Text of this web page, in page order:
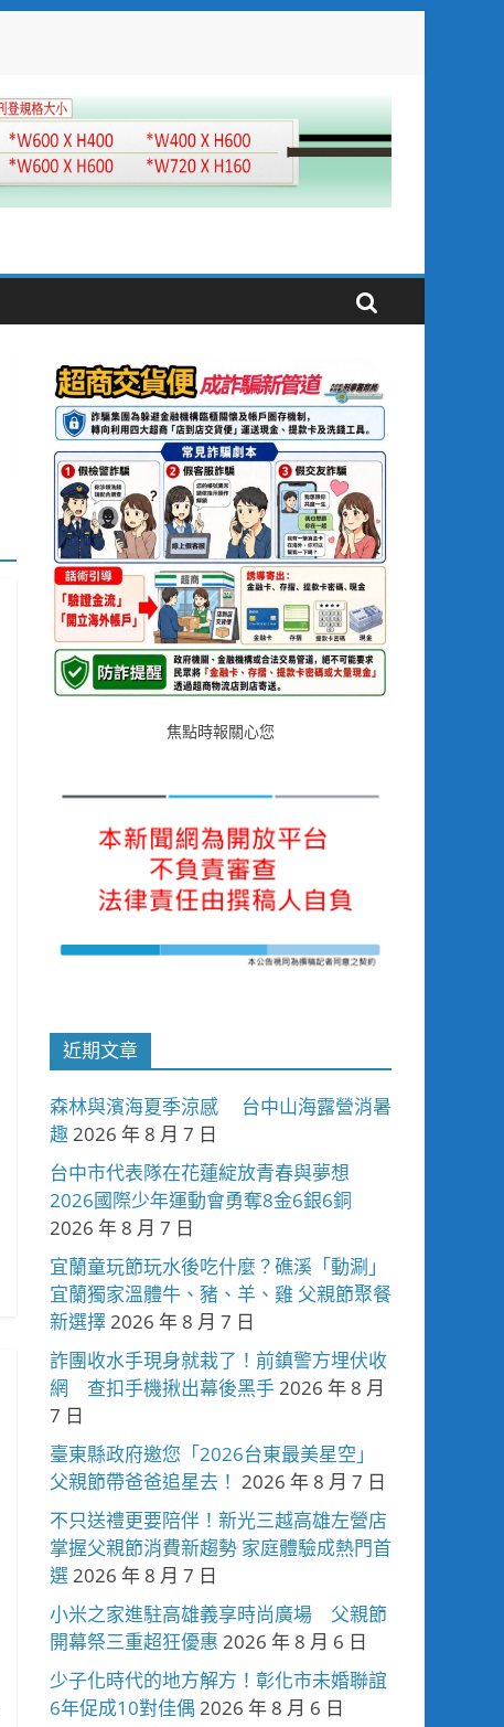
焦點時報關心您
近期文章
森林與濱海夏季涼感 台中山海露營消暑
趣2026 年 8 月 7 日
台中市代表隊在花蓮綻放青春與夢想
2026國際少年運動會勇奪8金6銀6銅
2026 年 8 月 7 日
宜蘭童玩節玩水後吃什麼？礁溪「動涮」
宜蘭獨家溫體牛、豬、羊、雞 父親節聚餐
新選擇2026 年 8 月 7 日
詐團收水手現身就栽了！前鎮警方埋伏收
網 查扣手機揪出幕後黑手2026 年 8 月
7 日
臺東縣政府邀您「2026台東最美星空」
父親節帶爸爸追星去！ 2026 年 8 月 7 日
不只送禮更要陪伴！新光三越高雄左營店
掌握父親節消費新趨勢 家庭體驗成熱門首
選2026 年 8 月 7 日
小米之家進駐高雄義享時尚廣場 父親節
開幕祭三重超狂優惠 2026 年 8 月 6 日
少子化時代的地方解方！彰化市未婚聯誼
6年促成10對佳偶 2026 年 8 月 6 日